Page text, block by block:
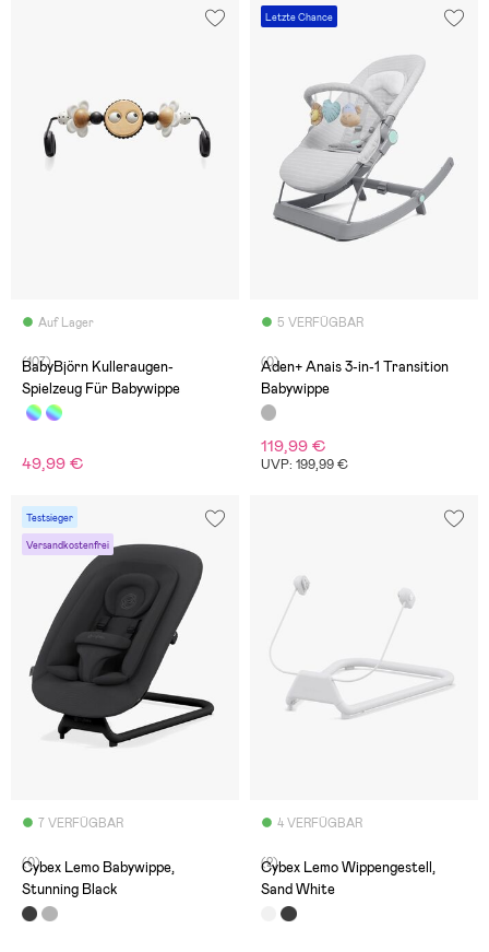
Auf Lager
(107)
BabyBjörn Kulleraugen-
Spielzeug Für Babywippe
49,99 €
Letzte Chance
5 VERFÜGBAR
(0)
Aden+ Anais 3-in-1 Transition
Babywippe
119,99 €
UVP: 199,99 €
Testsieger
Versandkostenfrei
7 VERFÜGBAR
(0)
Cybex Lemo Babywippe,
Stunning Black
4 VERFÜGBAR
(2)
Cybex Lemo Wippengestell,
Sand White